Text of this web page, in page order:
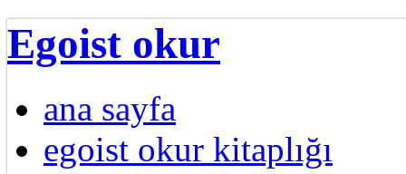
Egoist okur
ana sayfa
egoist okur kitaplığı